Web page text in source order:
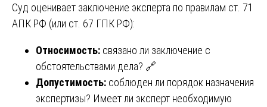
Суд оценивает заключение эксперта по правилам ст. 71
АПК РФ (или ст. 67 ГПК РФ):
Относимость: связано ли заключение с
обстоятельствами дела? 🔗
Допустимость: соблюден ли порядок назначения
экспертизы? Имеет ли эксперт необходимую